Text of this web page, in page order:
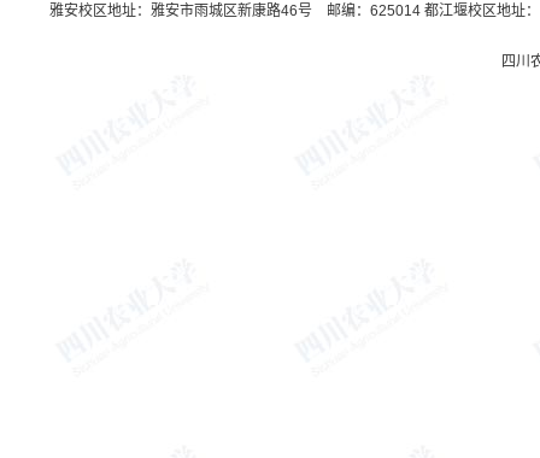
雅安校区地址：雅安市雨城区新康路46号 邮编：625014 都江堰校区地址
四川